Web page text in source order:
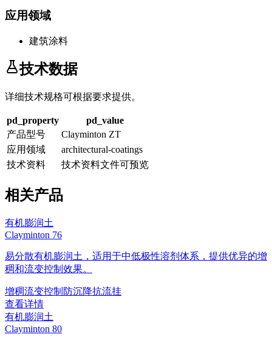
应用领域
建筑涂料
技术数据
详细技术规格可根据要求提供。
pd_property
pd_value
产品型号
Clayminton ZT
应用领域
architectural-coatings
技术资料
技术资料文件可预览
相关产品
有机膨润土
Clayminton 76
易分散有机膨润土，适用于中低极性溶剂体系，提供优异的增
稠和流变控制效果。
增稠流变控制 防沉降抗流挂
查看详情
有机膨润土
Clayminton 80